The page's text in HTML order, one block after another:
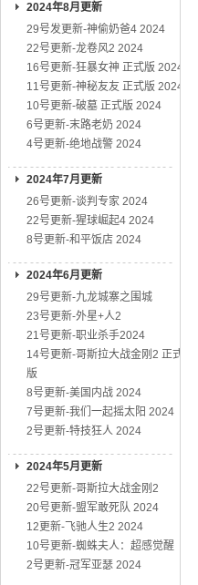
2024年8月更新
29号发更新-神偷奶爸4 2024
22号更新-龙卷风2 2024
16号更新-狂暴女神 正式版 2024
11号更新-神秘友友 正式版 2024
10号更新-破墓 正式版 2024
6号更新-末路老奶 2024
4号更新-绝地战警 2024
2024年7月更新
26号更新-谈判专家 2024
22号更新-猩球崛起4 2024
8号更新-和平饭店 2024
2024年6月更新
29号更新-九龙城寨之围城
23号更新-外星+人2
21号更新-职业杀手2024
14号更新-哥斯拉大战金刚2 正式
版
8号更新-美国内战 2024
7号更新-我们一起摇太阳 2024
2号更新-特技狂人 2024
2024年5月更新
22号更新-哥斯拉大战金刚2
20号更新-盟军敢死队 2024
12更新-飞驰人生2 2024
10号更新-蜘蛛夫人：超感觉醒
2号更新-冠军亚瑟 2024